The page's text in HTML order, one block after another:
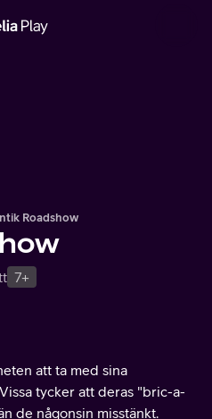
Roadshow
7+
att ta med sina
tycker att deras "bric-a-
de någonsin misstänkt.